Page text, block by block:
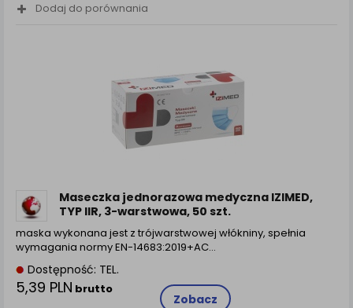
Dodaj do porównania
Maseczka jednorazowa medyczna IZIMED,
TYP IIR, 3-warstwowa, 50 szt.
maska wykonana jest z trójwarstwowej włókniny, spełnia
wymagania normy EN-14683:2019+AC...
Dostępność: TEL.
5,39 PLN brutto
Zobacz